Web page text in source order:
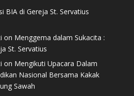
BIA di Gereja St. Servatius
on Menggema dalam Sukacita :
St. Servatius
on Mengikuti Upacara Dalam
Nasional Bersama Kakak
Sawah